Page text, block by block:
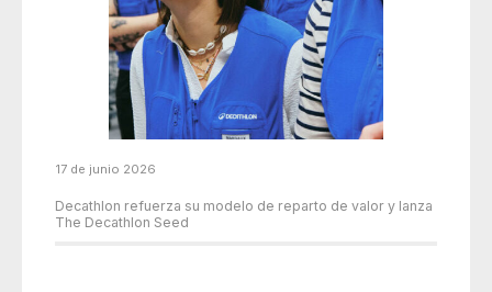
17 de junio 2026
Decathlon refuerza su modelo de reparto de valor y lanza
The Decathlon Seed